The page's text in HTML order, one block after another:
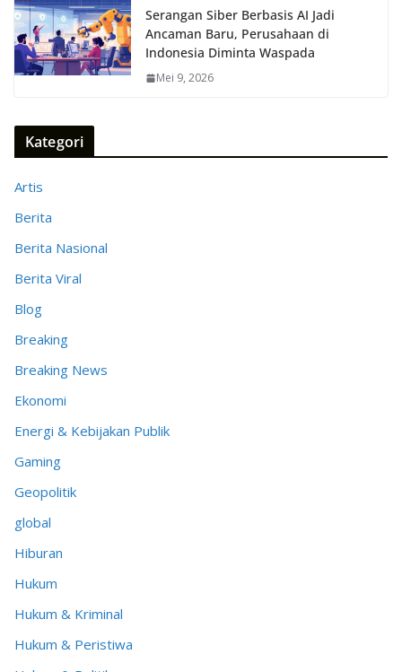
Serangan Siber Berbasis AI Jadi
Ancaman Baru, Perusahaan di
Indonesia Diminta Waspada
Mei 9, 2026
Kategori
Artis
Berita
Berita Nasional
Berita Viral
Blog
Breaking
Breaking News
Ekonomi
Energi & Kebijakan Publik
Gaming
Geopolitik
global
Hiburan
Hukum
Hukum & Kriminal
Hukum & Peristiwa